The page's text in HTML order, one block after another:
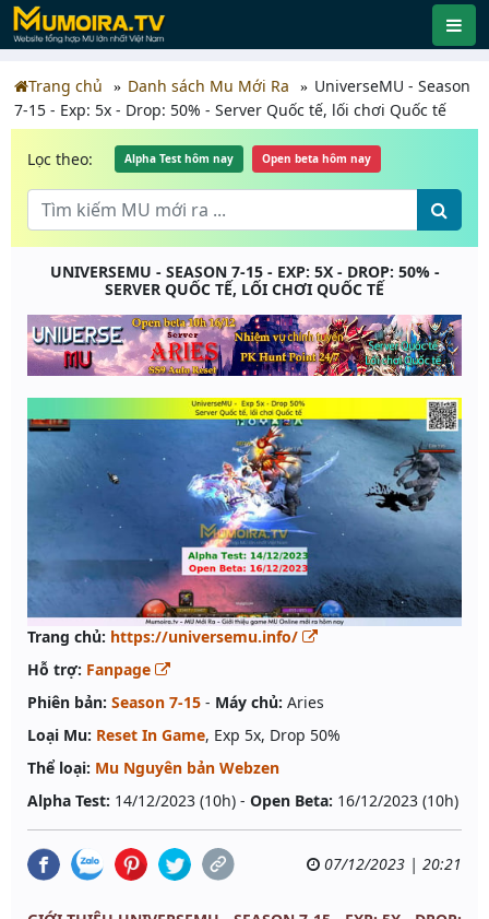
Trang chủ Danh sách Mu Mới Ra
UniverseMU - Season
7-15 - Exp: 5x - Drop: 50% - Server Quốc tế, lối chơi Quốc tế
Lọc theo: Alpha Test hôm nay Open beta hôm nay
UNIVERSEMU - SEASON 7-15 - EXP: 5X - DROP: 50% -
SERVER QUỐC TẾ, LỐI CHƠI QUỐC TẾ
Trang chủ: https://universemu.info/
Hỗ trợ: Fanpage
Phiên bản: Season 7-15 - Máy chủ: Aries
Loại Mu: Reset In Game, Exp 5x, Drop 50%
Thể loại: Mu Nguyên bản Webzen
Alpha Test: 14/12/2023 (10h) - Open Beta: 16/12/2023 (10h)
07/12/2023 | 20:21